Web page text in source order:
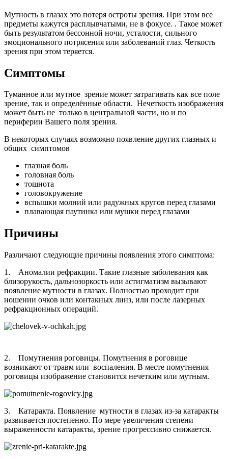
Мутность в глазах это потеря остроты зрения. При этом все
предметы кажутся расплывчатыми, не в фокусе. . Такое может
быть результатом бессонной ночи, усталости, сильного
эмоционального потрясения или заболеваний глаз. Четкость
зрения при этом теряется.
Симптомы
Туманное или мутное зрение может затрагивать как все поле
зрение, так и определённые области. Нечеткость изображения
может быть не только в центральной части, но и по
периферии Вашего поля зрения.
В некоторых случаях возможно появление других глазных и
общих симптомов
глазная боль
головная боль
тошнота
головокружение
вспышки молний или радужных кругов перед глазами
плавающая паутинка или мушки перед глазами
Причины
Различают следующие причины появления этого симптома:
1. Аномалии рефракции. Такие глазные заболевания как
близорукость, дальнозоркость или астигматизм вызывают
появление мутности в глазах. Полностью проходит при
ношении очков или контакных линз, или после лазерных
рефракционных операций.
2. Помутнения роговицы. Помутнения в роговице
возникают от травм или воспаления. В месте помутнения
роговицы изображение становится нечетким или мутным.
3. Катаракта. Появление мутности в глазах из-за катаракты
развивается постепенно. По мере увеличения степени
выраженности катаракты, зрение прогрессивно снижается.